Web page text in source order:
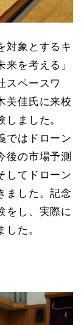
対象とするキ
を考える」
スペースワ
美佳氏に来校
ました。
ではドローン
後の市場予測
してドローン
ました。記念
をし、実際に
した。